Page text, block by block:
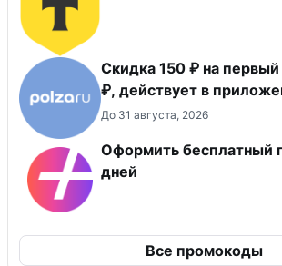
Скидка 150 ₽ на первый
₽, действует в
До 31 августа, 2026
Оформить бесплатный
дней
Все промокоды